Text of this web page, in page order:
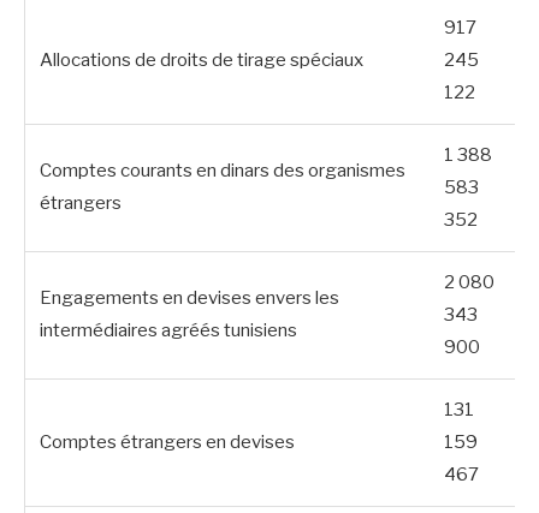
Allocations de droits de tirage spéciaux
917
245
122
Comptes courants en dinars des organismes
étrangers
1 388
583
352
Engagements en devises envers les
intermédiaires agréés tunisiens
2 080
343
900
Comptes étrangers en devises
131
159
467